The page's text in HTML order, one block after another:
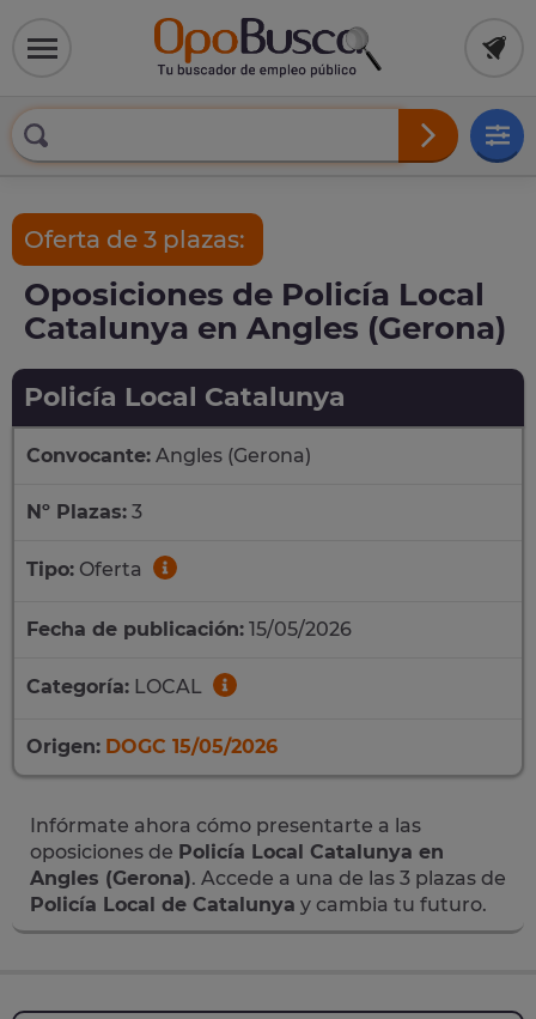
Oferta de 3 plazas:
Oposiciones de Policía Local
Catalunya en Angles (Gerona)
Policía Local Catalunya
Convocante: Angles (Gerona)
Nº Plazas: 3
Tipo: Oferta
Fecha de publicación: 15/05/2026
Categoría: LOCAL
Origen: DOGC 15/05/2026
Infórmate ahora cómo presentarte a las
oposiciones de Policía Local Catalunya en
Angles (Gerona). Accede a una de las 3 plazas de
Policía Local de Catalunya y cambia tu futuro.